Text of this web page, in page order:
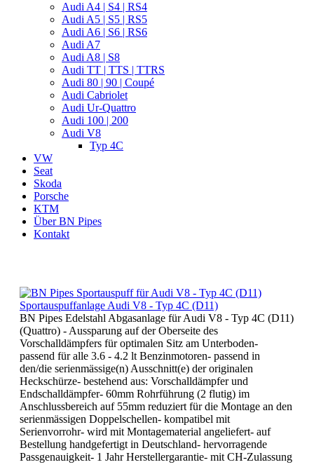
Audi A4 | S4 | RS4
Audi A5 | S5 | RS5
Audi A6 | S6 | RS6
Audi A7
Audi A8 | S8
Audi TT | TTS | TTRS
Audi 80 | 90 | Coupé
Audi Cabriolet
Audi Ur-Quattro
Audi 100 | 200
Audi V8
Typ 4C
VW
Seat
Skoda
Porsche
KTM
Über BN Pipes
Kontakt
Sportauspuffanlage Audi V8 - Typ 4C (D11)
BN Pipes Edelstahl Abgasanlage für Audi V8 - Typ 4C (D11)
(Quattro) - Aussparung auf der Oberseite des
Vorschalldämpfers für optimalen Sitz am Unterboden-
passend für alle 3.6 - 4.2 lt Benzinmotoren- passend in
den/die serienmässige(n) Ausschnitt(e) der originalen
Heckschürze- bestehend aus: Vorschalldämpfer und
Endschalldämpfer- 60mm Rohrführung (2 flutig) im
Anschlussbereich auf 55mm reduziert für die Montage an den
serienmässigen Doppelschellen- kompatibel mit
Serienvorrohr- wird mit Montagematerial angeliefert- auf
Bestellung handgefertigt in Deutschland- hervorragende
Passgenauigkeit- 1 Jahr Herstellergarantie- mit CH-Zulassung